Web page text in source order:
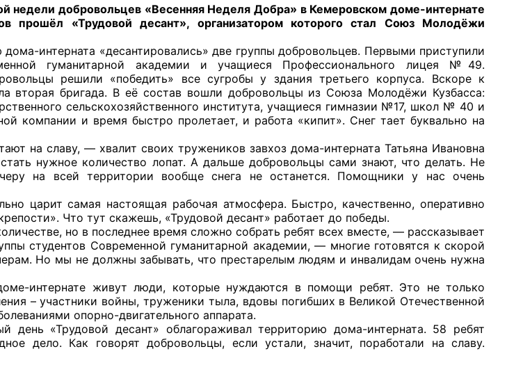
OPKO42@BK.RU ОБРАТНАЯ СВЯЗЬ
органах федеральных органов
независимой оценки качества условий
добровольцев «Весенняя Неделя Добра» в Кемеровском доме-интернате
прошёл «Трудовой десант», организатором которого стал Союз Молодёжи
интерната «десантировались» две группы добровольцев. Первыми приступили
гуманитарной академии и учащиеся Профессионального лицея №49.
решили «победить» все сугробы у здания третьего корпуса. Вскоре к
вторая бригада. В её состав вошли добровольцы из Союза Молодёжи Кузбасса:
сельскохозяйственного института, учащиеся гимназии №17, школ № 40 и
компании и время быстро пролетает, и работа «кипит». Снег тает буквально на
славу, — хвалит своих тружеников завхоз дома-интерната Татьяна Ивановна
нужное количество лопат. А дальше добровольцы сами знают, что делать. Не
на всей территории вообще снега не останется. Помощники у нас очень
самая настоящая рабочая атмосфера. Быстро, качественно, оперативно
Что тут скажешь, «Трудовой десант» работает до победы.
но в последнее время сложно собрать ребят всех вместе, — рассказывает
студентов Современной гуманитарной академии, — многие готовятся к скорой
Но мы не должны забывать, что престарелым людям и инвалидам очень нужна
живут люди, которые нуждаются в помощи ребят. Это не только
– участники войны, труженики тыла, вдовы погибших в Великой Отечественной
опорно-двигательного аппарата.
десант» облагораживал территорию дома-интерната. 58 ребят
дело. Как говорят добровольцы, если устали, значит, поработали на славу.